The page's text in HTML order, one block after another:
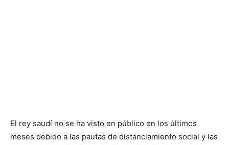
El rey saudí no se ha visto en público en los últimos
meses debido a las pautas de distanciamiento social y las